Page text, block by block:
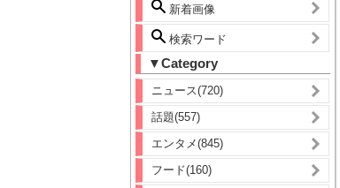
新着画像
検索ワード
▼Category
ニュース(720)
話題(557)
エンタメ(845)
フード(160)